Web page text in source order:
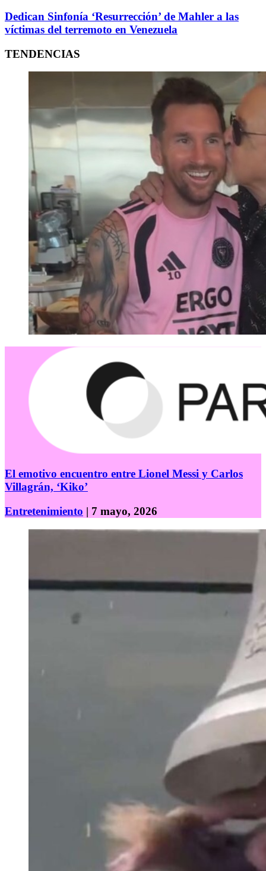
Dedican Sinfonía ‘Resurrección’ de Mahler a las
víctimas del terremoto en Venezuela
TENDENCIAS
El emotivo encuentro entre Lionel Messi y Carlos
Villagrán, ‘Kiko’
Entretenimiento | 7 mayo, 2026